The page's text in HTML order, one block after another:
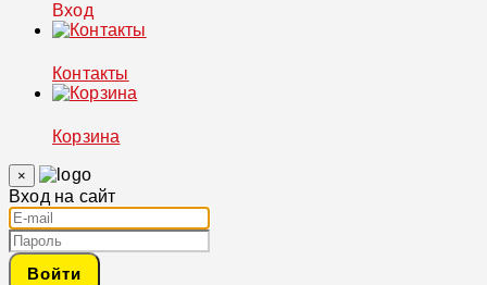
Вход
Контакты
Корзина
×
Вход на сайт
Войти